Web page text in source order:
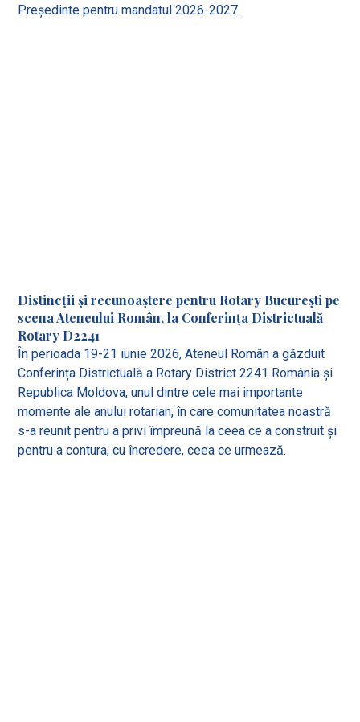
Președinte pentru mandatul 2026-2027.
Distincții și recunoaștere pentru Rotary București pe
scena Ateneului Român, la Conferința Districtuală
Rotary D2241
În perioada 19-21 iunie 2026, Ateneul Român a găzduit
Conferința Districtuală a Rotary District 2241 România și
Republica Moldova, unul dintre cele mai importante
momente ale anului rotarian, în care comunitatea noastră
s-a reunit pentru a privi împreună la ceea ce a construit și
pentru a contura, cu încredere, ceea ce urmează.